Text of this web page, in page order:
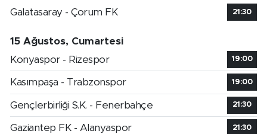
Galatasaray - Çorum FK
21:30
15 Ağustos, Cumartesi
Konyaspor - Rizespor
19:00
Kasımpaşa - Trabzonspor 19:00
Gençlerbirliği S.K. - Fenerbahçe 21:30
Gaziantep FK - Alanyaspor 21:30